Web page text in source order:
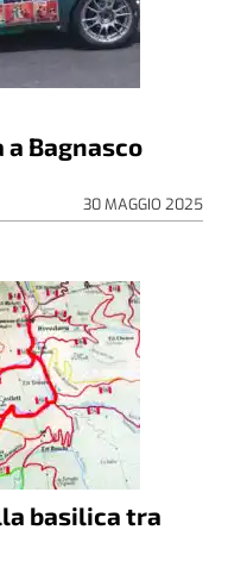
Bagnasco
30 MAGGIO 2025
basilica tra